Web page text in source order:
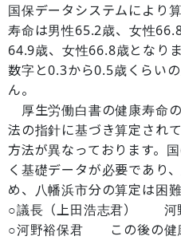
国保データシステムにより
寿命は男性65.2歳、女性
64.9歳、女性66.8歳となり
数字と0.3から0.5歳くらい
ん。
厚生労働白書の健康寿命
法の指針に基づき算定され
方法が異なっております。
く基礎データが必要であり
め、八幡浜市分の算定は困難
○議長（上田浩志君） 河
○河野裕保君 この後の健